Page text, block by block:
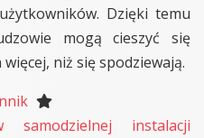
Dzięki temu
mogą cieszyć się
niż się spodziewają.
samodzielnej instalacji